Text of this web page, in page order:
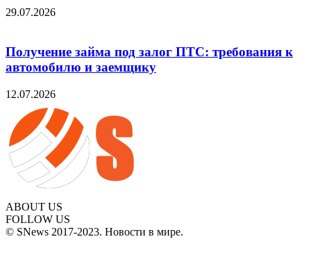
29.07.2026
Получение займа под залог ПТС: требования к
автомобилю и заемщику
12.07.2026
ABOUT US
FOLLOW US
© SNews 2017-2023. Новости в мире.